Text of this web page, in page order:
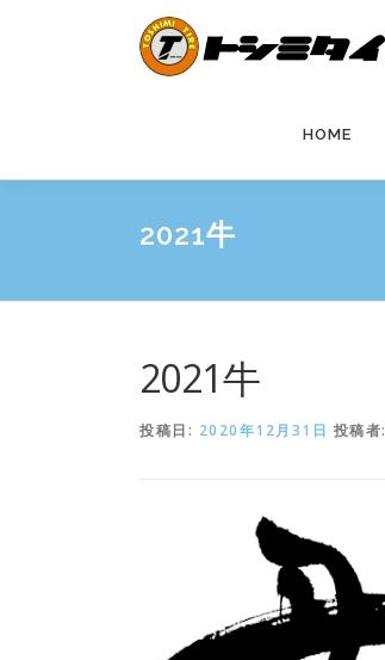
ス
HOME
2021牛
2021牛
投稿日: 2020年12月31日 投稿者: